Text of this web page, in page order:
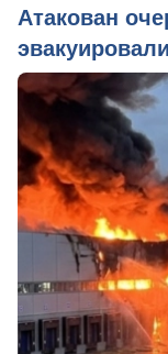
Атакован